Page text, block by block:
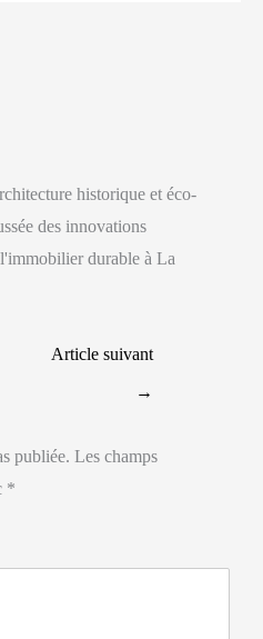
historique et éco-
des innovations
durable à La
Article suivant
→
publiée. Les champs
*